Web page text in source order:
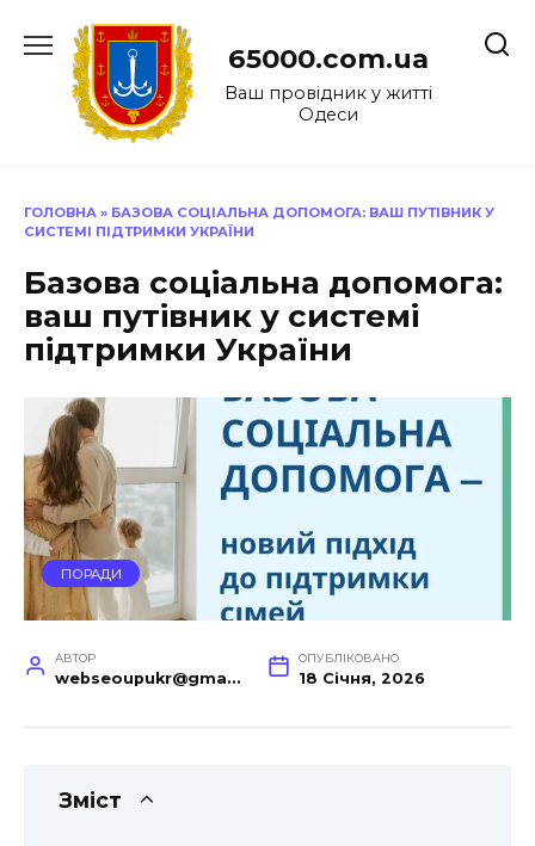
до
65000.com.ua
Ваш провідник у житті
Одеси
ГОЛОВНА » БАЗОВА СОЦІАЛЬНА ДОПОМОГА: ВАШ ПУТІВНИК У
СИСТЕМІ ПІДТРИМКИ УКРАЇНИ
Базова соціальна допомога:
ваш путівник у системі
підтримки України
ПОРАДИ
АВТОР
webseoupukr@gmail.com
ОПУБЛІКОВАНО
18 Січня, 2026
Зміст